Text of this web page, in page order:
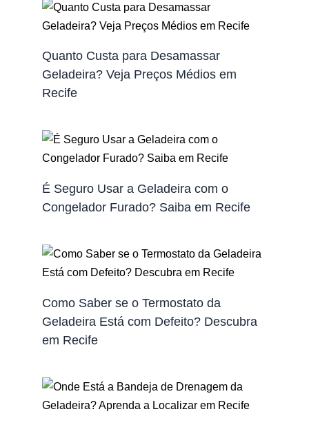
Quanto Custa para Desamassar
Geladeira? Veja Preços Médios em
Recife
É Seguro Usar a Geladeira com o
Congelador Furado? Saiba em Recife
Como Saber se o Termostato da
Geladeira Está com Defeito? Descubra
em Recife